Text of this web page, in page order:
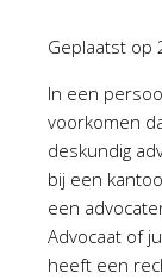
Geplaatst op
In een
voorkomen
deskundig
bij een
een
Advocaat of
heeft een